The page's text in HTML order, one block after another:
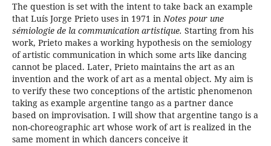
The question is set with the intent to take back an example
that Luís Jorge Prieto uses in 1971 inNotes pour une
sémiologie de la communication artistique. Starting from his
work, Prieto makes a working hypothesis on the semiology
of artistic communication in which some arts like dancing
cannot be placed. Later, Prieto maintains the art as an
invention and the work of art as a mental object. My aim is
to verify these two conceptions of the artistic phenomenon
taking as example argentine tango as a partner dance
based on improvisation. I will show that argentine tango is a
non-choreographic art whose work of art is realized in the
same moment in which dancers conceive it